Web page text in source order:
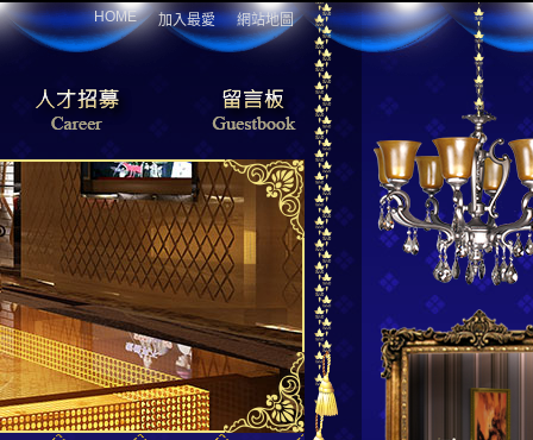
HOME 加入最愛 網站地圖